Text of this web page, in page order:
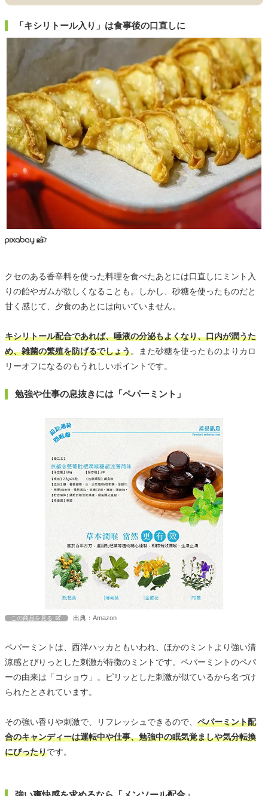
「キシリトール入り」は食事後の口直しに
クセのある香辛料を使った料理を食べたあとには口直しにミント入
りの飴やガムが欲しくなることも。しかし、砂糖を使ったものだと
甘く感じて、夕食のあとには向いていません。
キシリトール配合であれば、唾液の分泌もよくなり、口内が潤うた
め、雑菌の繁殖を防げるでしょう。また砂糖を使ったものよりカロ
リーオフになるのもうれしいポイントです。
勉強や仕事の息抜きには「ペパーミント」
この商品を見る 出典：Amazon
ペパーミントは、西洋ハッカともいわれ、ほかのミントより強い清
涼感とぴりっとした刺激が特徴のミントです。ペパーミントのペパ
ーの由来は「コショウ」。ピリッとした刺激が似ているから名づけ
られたとされています。
その強い香りや刺激で、リフレッシュできるので、 ペパーミント配
合のキャンディーは運転中や仕事、勉強中の眠気覚ましや気分転換
にぴったりです。